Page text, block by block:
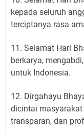
kepada seluruh
terciptanya rasa
11. Selamat Hari
berkarya,
untuk Indonesia.
12. Dirgahayu
dicintai
transparan, dan